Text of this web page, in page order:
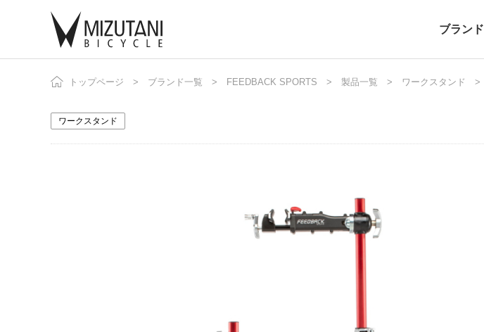
ブランド
自転車 自転車パーツ
ニュース プレスリリース
トップページ ブランド一覧 FEEDBACK SPORTS 製品一覧 ワークスタンド
ワークスタンド